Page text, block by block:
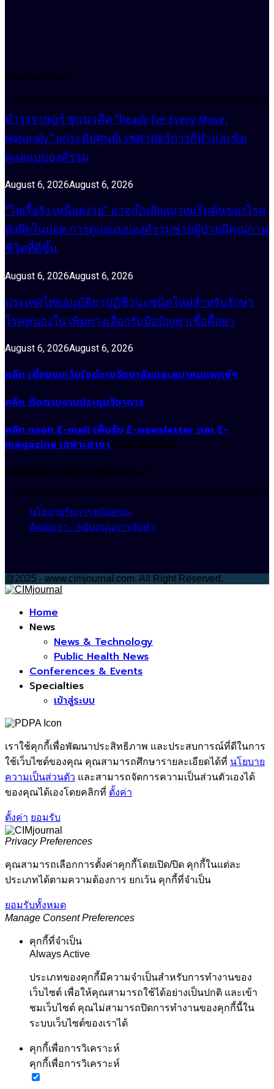
บทความล่าสุด
บำรุงราษฎร์ ชูแนวคิด “Ready for Every Move,
Naturally” ยกระดับศูนย์เวชศาสตร์การกีฬาและข้อ
ดูแลแบบองค์รวม
August 6, 2026August 6, 2026
“ไอเรื้อรัง เหนื่อยง่าย” อาจเป็นสัญญาณเริ่มต้นของโรค
พังผืดในปอด การดูแลแบบองค์รวมช่วยผู้ป่วยมีคุณภาพ
ชีวิตที่ดีขึ้น
August 6, 2026August 6, 2026
ประเทศไทยอนุมัติยาปฏิชีวนะชนิดใหม่สำหรับรักษา
โรคหนองใน เพิ่มทางเลือกรับมือปัญหาเชื้อดื้อยา
August 6, 2026August 6, 2026
คลิก เยี่ยมชมเว็บไซต์ราชวิทยาลัยและสมาคมแพทย์ฯ
คลิก ติดตามงานประชุมวิชาการ
คลิก กรอก E-mail เพื่อรับ E-newsletter และ E-
magazine เฉพาะสาขา (เฉพาะแพทย์)
สนับสนุนการจัดทำ CIMjournal
นโยบายรับการสนับสนุน
ติดต่อเรา - สนับสนุนการจัดทำ
@2025 - www.cimjournal.com. All Right Reserved.
Home
News
News & Technology
Public Health News
Conferences & Events
Specialties
เข้าสู่ระบบ
เราใช้คุกกี้เพื่อพัฒนาประสิทธิภาพ และประสบการณ์ที่ดีในการ
ใช้เว็บไซต์ของคุณ คุณสามารถศึกษารายละเอียดได้ที่ นโยบาย
ความเป็นส่วนตัว และสามารถจัดการความเป็นส่วนตัวเองได้
ของคุณได้เองโดยคลิกที่ ตั้งค่า
ตั้งค่า ยอมรับ
Privacy Preferences
คุณสามารถเลือกการตั้งค่าคุกกี้โดยเปิด/ปิด คุกกี้ในแต่ละ
ประเภทได้ตามความต้องการ ยกเว้น คุกกี้ที่จำเป็น
ยอมรับทั้งหมด
Manage Consent Preferences
คุกกี้ที่จำเป็น
Always Active
ประเภทของคุกกี้มีความจำเป็นสำหรับการทำงานของ
เว็บไซต์ เพื่อให้คุณสามารถใช้ได้อย่างเป็นปกติ และเข้า
ชมเว็บไซต์ คุณไม่สามารถปิดการทำงานของคุกกี้นี้ใน
ระบบเว็บไซต์ของเราได้
คุกกี้เพื่อการวิเคราะห์
คุกกี้เพื่อการวิเคราะห์